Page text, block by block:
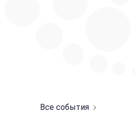
Все события